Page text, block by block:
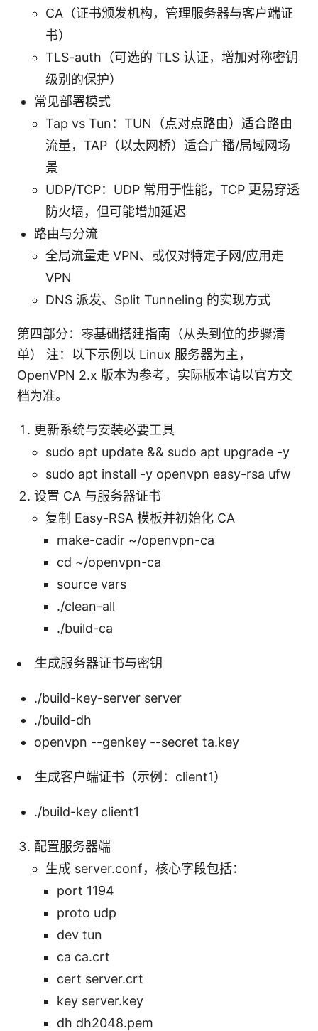
CA（证书颁发机构，管理服务器与客户端证
书）
TLS-auth（可选的 TLS 认证，增加对称密钥
级别的保护）
常见部署模式
Tap vs Tun：TUN（点对点路由）适合路由
流量，TAP（以太网桥）适合广播/局域网场
景
UDP/TCP：UDP 常用于性能，TCP 更易穿透
防火墙，但可能增加延迟
路由与分流
全局流量走 VPN、或仅对特定子网/应用走
VPN
DNS 派发、Split Tunneling 的实现方式
第四部分：零基础搭建指南（从头到位的步骤清
单） 注：以下示例以 Linux 服务器为主，
OpenVPN 2.x 版本为参考，实际版本请以官方文
档为准。
更新系统与安装必要工具
sudo apt update && sudo apt upgrade -y
sudo apt install -y openvpn easy-rsa ufw
设置 CA 与服务器证书
复制 Easy-RSA 模板并初始化 CA
make-cadir ~/openvpn-ca
cd ~/openvpn-ca
source vars
./clean-all
./build-ca
生成服务器证书与密钥
./build-key-server server
./build-dh
openvpn --genkey --secret ta.key
生成客户端证书（示例：client1）
./build-key client1
配置服务器端
生成 server.conf，核心字段包括：
port 1194
proto udp
dev tun
ca ca.crt
cert server.crt
key server.key
dh dh2048.pem